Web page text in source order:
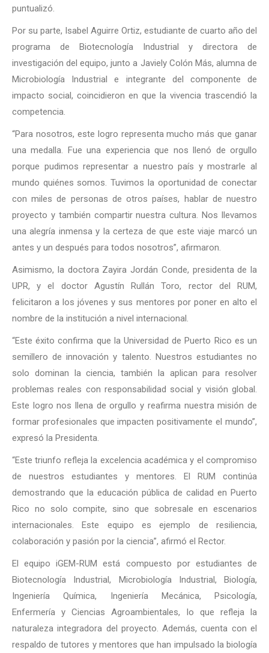
puntualizó.
Por su parte, Isabel Aguirre Ortiz, estudiante de cuarto año del
programa de Biotecnología Industrial y directora de
investigación del equipo, junto a Javiely Colón Más, alumna de
Microbiología Industrial e integrante del componente de
impacto social, coincidieron en que la vivencia trascendió la
competencia.
“Para nosotros, este logro representa mucho más que ganar
una medalla. Fue una experiencia que nos llenó de orgullo
porque pudimos representar a nuestro país y mostrarle al
mundo quiénes somos. Tuvimos la oportunidad de conectar
con miles de personas de otros países, hablar de nuestro
proyecto y también compartir nuestra cultura. Nos llevamos
una alegría inmensa y la certeza de que este viaje marcó un
antes y un después para todos nosotros”, afirmaron.
Asimismo, la doctora Zayira Jordán Conde, presidenta de la
UPR, y el doctor Agustín Rullán Toro, rector del RUM,
felicitaron a los jóvenes y sus mentores por poner en alto el
nombre de la institución a nivel internacional.
“Este éxito confirma que la Universidad de Puerto Rico es un
semillero de innovación y talento. Nuestros estudiantes no
solo dominan la ciencia, también la aplican para resolver
problemas reales con responsabilidad social y visión global.
Este logro nos llena de orgullo y reafirma nuestra misión de
formar profesionales que impacten positivamente el mundo”,
expresó la Presidenta.
“Este triunfo refleja la excelencia académica y el compromiso
de nuestros estudiantes y mentores. El RUM continúa
demostrando que la educación pública de calidad en Puerto
Rico no solo compite, sino que sobresale en escenarios
internacionales. Este equipo es ejemplo de resiliencia,
colaboración y pasión por la ciencia”, afirmó el Rector.
El equipo iGEM-RUM está compuesto por estudiantes de
Biotecnología Industrial, Microbiología Industrial, Biología,
Ingeniería Química, Ingeniería Mecánica, Psicología,
Enfermería y Ciencias Agroambientales, lo que refleja la
naturaleza integradora del proyecto. Además, cuenta con el
respaldo de tutores y mentores que han impulsado la biología